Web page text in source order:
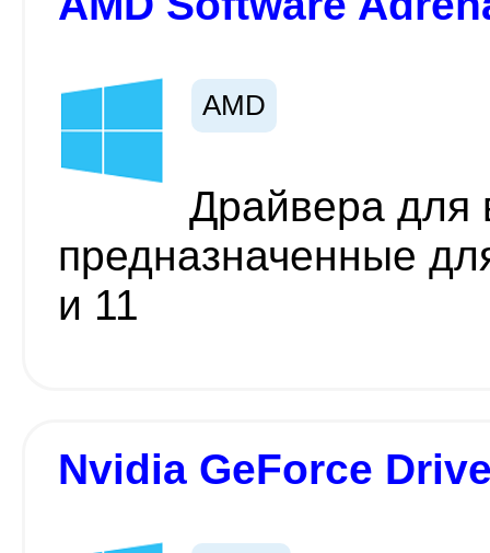
AMD
Драйвера для
предназначенные
и 11
Nvidia GeForce